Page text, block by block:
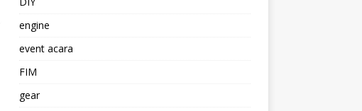
engine
event acara
FIM
gear